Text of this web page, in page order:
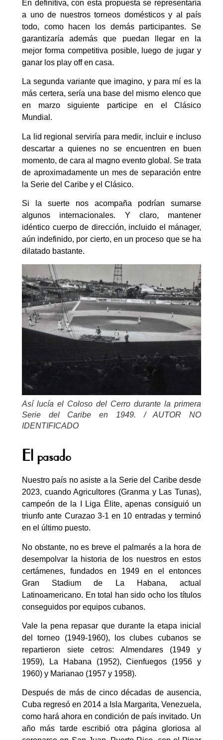
En definitiva, con esta propuesta se representaría
a uno de nuestros torneos domésticos y al país
todo, como hacen los demás participantes. Se
garantizaría además que puedan llegar en la
mejor forma competitiva posible, luego de jugar y
ganar los play off en casa.
La segunda variante que imagino, y para mí es la
más certera, sería una base del mismo elenco que
en marzo siguiente participe en el Clásico
Mundial.
La lid regional serviría para medir, incluir e incluso
descartar a quienes no se encuentren en buen
momento, de cara al magno evento global. Se trata
de aproximadamente un mes de separación entre
la Serie del Caribe y el Clásico.
Si la suerte nos acompaña podrían sumarse
algunos internacionales. Y claro, mantener
idéntico cuerpo de dirección, incluido el mánager,
aún indefinido, por cierto, en un proceso que se ha
dilatado bastante.
Así lucía el Coloso del Cerro durante la primera
Serie del Caribe en 1949. / AUTOR NO
IDENTIFICADO
El pasado
Nuestro país no asiste a la Serie del Caribe desde
2023, cuando Agricultores (Granma y Las Tunas),
campeón de la I Liga Élite, apenas consiguió un
triunfo ante Curazao 3-1 en 10 entradas y terminó
en el último puesto.
No obstante, no es breve el palmarés a la hora de
desempolvar la historia de los nuestros en estos
certámenes, fundados en 1949 en el entonces
Gran Stadium de La Habana, actual
Latinoamericano. En total han sido ocho los títulos
conseguidos por equipos cubanos.
Vale la pena repasar que durante la etapa inicial
del torneo (1949-1960), los clubes cubanos se
repartieron siete cetros: Almendares (1949 y
1959), La Habana (1952), Cienfuegos (1956 y
1960) y Marianao (1957 y 1958).
Después de más de cinco décadas de ausencia,
Cuba regresó en 2014 a Isla Margarita, Venezuela,
como hará ahora en condición de país invitado. Un
año más tarde escribió otra página gloriosa al